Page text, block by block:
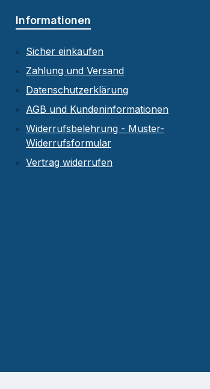
Informationen
Sicher einkaufen
Zahlung und Versand
Datenschutzerklärung
AGB und Kundeninformationen
Widerrufsbelehrung - Muster-
Widerrufsformular
Vertrag widerrufen